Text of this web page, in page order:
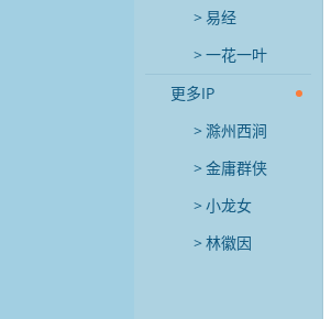
易经
一花一叶
更多IP
滁州西涧
金庸群侠
小龙女
林徽因